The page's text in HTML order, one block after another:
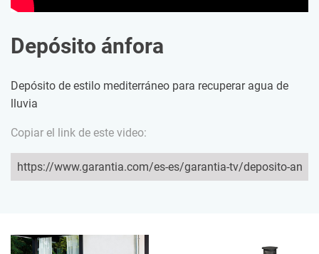
Depósito ánfora
Depósito de estilo mediterráneo para recuperar agua de
lluvia
Copiar el link de este video: